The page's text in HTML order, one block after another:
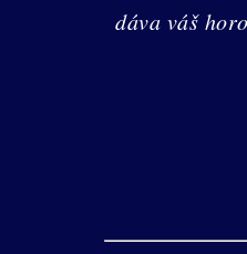
dáva váš